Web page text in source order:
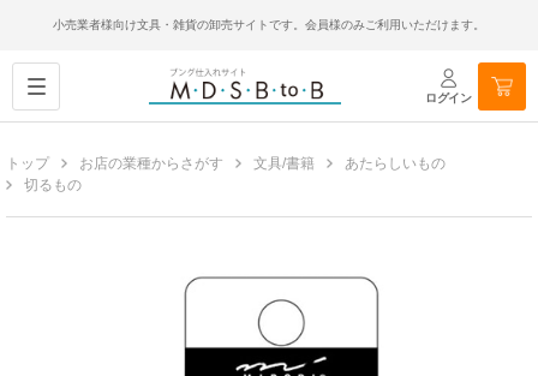
小売業者様向け文具・雑貨の卸売サイトです。会員様のみご利用いただけます。
ログイン
トップ お店の業種からさがす 文具/書籍
あたらしいもの
切るもの